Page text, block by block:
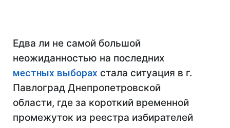
Едва ли не самой большой
неожиданностью на последних
местных выборах стала ситуация в г.
Павлоград Днепропетровской
области, где за короткий временной
промежуток из реестра избирателей